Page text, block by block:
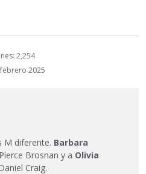
2,254
2025
M diferente. Barbara
Brosnan y a Olivia
Craig.